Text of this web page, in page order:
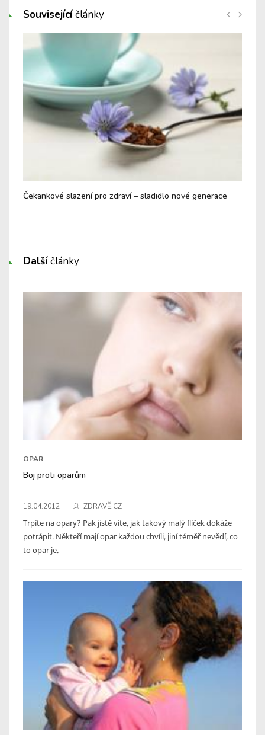
Souvisejícíčlánky
Čekankové slazení pro zdraví – sladidlo nové generace
Dalšíčlánky
OPAR
Boj proti oparům
19.04.2012 ZDRAVĚ.CZ
Trpíte na opary? Pak jistě víte, jak takový malý flíček dokáže
potrápit. Někteří mají opar každou chvíli, jiní téměř nevědí, co
to opar je.